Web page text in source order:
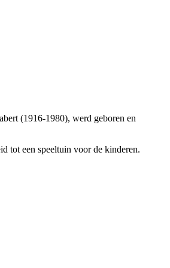
(1916-1980), werd geboren en
tot een speeltuin voor de kinderen.